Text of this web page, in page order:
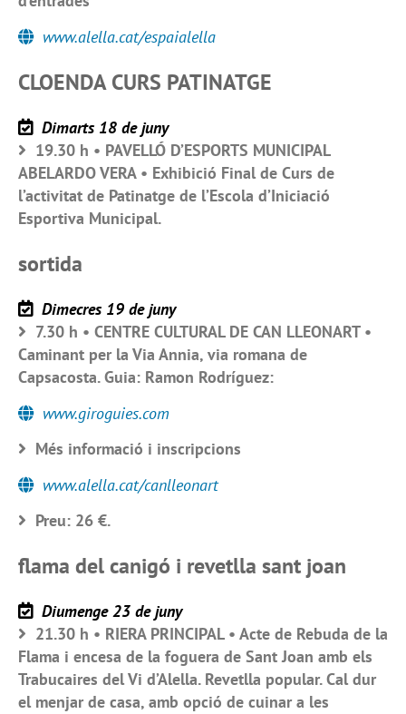
www.alella.cat/espaialella
CLOENDA CURS PATINATGE
Dimarts 18 de juny
19.30 h • PAVELLÓ D’ESPORTS MUNICIPAL
ABELARDO VERA • Exhibició Final de Curs de
l’activitat de Patinatge de l’Escola d’Iniciació
Esportiva Municipal.
sortida
Dimecres 19 de juny
7.30 h • CENTRE CULTURAL DE CAN LLEONART •
Caminant per la Via Annia, via romana de
Capsacosta. Guia: Ramon Rodríguez:
www.giroguies.com
Més informació i inscripcions
www.alella.cat/canlleonart
Preu: 26 €.
flama del canigó i revetlla sant joan
Diumenge 23 de juny
21.30 h • RIERA PRINCIPAL • Acte de Rebuda de la
Flama i encesa de la foguera de Sant Joan amb els
Trabucaires del Vi d’Alella. Revetlla popular. Cal dur
el menjar de casa, amb opció de cuinar a les